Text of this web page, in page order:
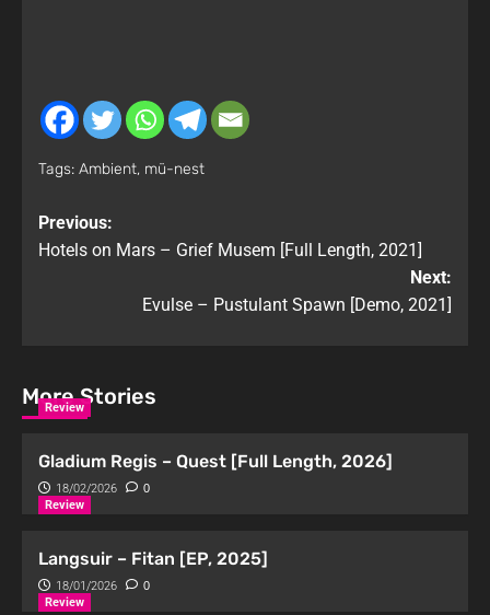
Tags: Ambient, mü-nest
Previous:
Hotels on Mars – Grief Musem [Full Length, 2021]
Next:
Evulse – Pustulant Spawn [Demo, 2021]
More Stories
Review
Gladium Regis – Quest [Full Length, 2026]
18/02/2026 0
Review
Langsuir – Fitan [EP, 2025]
18/01/2026 0
Review